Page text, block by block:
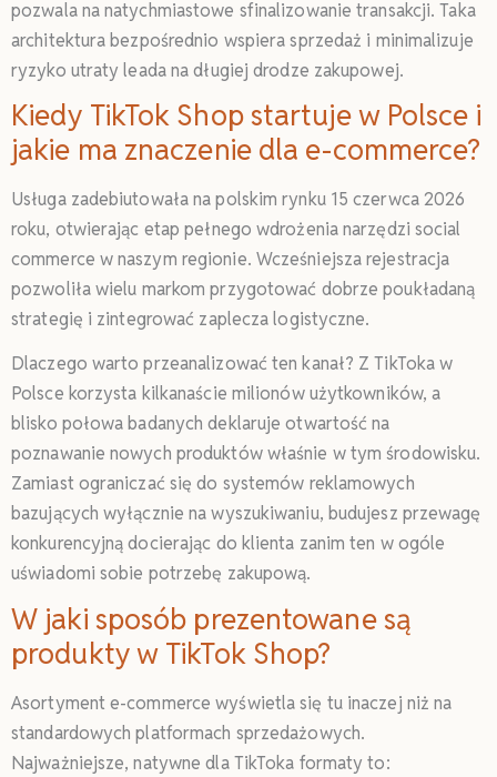
pozwala na natychmiastowe sfinalizowanie transakcji. Taka
architektura bezpośrednio wspiera sprzedaż i minimalizuje
ryzyko utraty leada na długiej drodze zakupowej.
Kiedy TikTok Shop startuje w Polsce i
jakie ma znaczenie dla e-commerce?
Usługa zadebiutowała na polskim rynku 15 czerwca 2026
roku, otwierając etap pełnego wdrożenia narzędzi social
commerce w naszym regionie. Wcześniejsza rejestracja
pozwoliła wielu markom przygotować dobrze poukładaną
strategię i zintegrować zaplecza logistyczne.
Dlaczego warto przeanalizować ten kanał? Z TikToka w
Polsce korzysta kilkanaście milionów użytkowników, a
blisko połowa badanych deklaruje otwartość na
poznawanie nowych produktów właśnie w tym środowisku.
Zamiast ograniczać się do systemów reklamowych
bazujących wyłącznie na wyszukiwaniu, budujesz przewagę
konkurencyjną docierając do klienta zanim ten w ogóle
uświadomi sobie potrzebę zakupową.
W jaki sposób prezentowane są
produkty w TikTok Shop?
Asortyment e-commerce wyświetla się tu inaczej niż na
standardowych platformach sprzedażowych.
Najważniejsze, natywne dla TikToka formaty to: